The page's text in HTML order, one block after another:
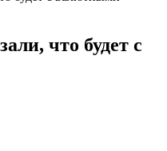
что будет с